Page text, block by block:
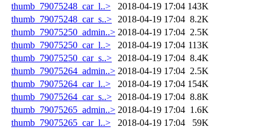
thumb_79075248_car_l..>
2018-04-19 17:04 143K
thumb_79075248_car_s..>
2018-04-19 17:04 8.2K
thumb_79075250_admin..> 2018-04-19 17:04 2.5K
thumb_79075250_car_l..>
2018-04-19 17:04 113K
thumb_79075250_car_s..>
2018-04-19 17:04 8.4K
thumb_79075264_admin..> 2018-04-19 17:04 2.5K
thumb_79075264_car_l..>
2018-04-19 17:04 154K
thumb_79075264_car_s..>
2018-04-19 17:04 8.8K
thumb_79075265_admin..> 2018-04-19 17:04 1.6K
thumb_79075265_car_l..>
2018-04-19 17:04
59K